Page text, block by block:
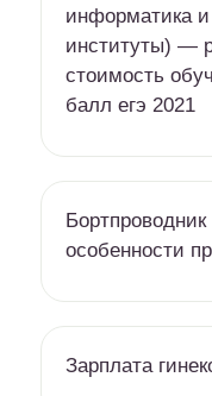
информатика и
институты) —
стоимость
балл егэ 2021
Бортпроводник
особенности
Зарплата